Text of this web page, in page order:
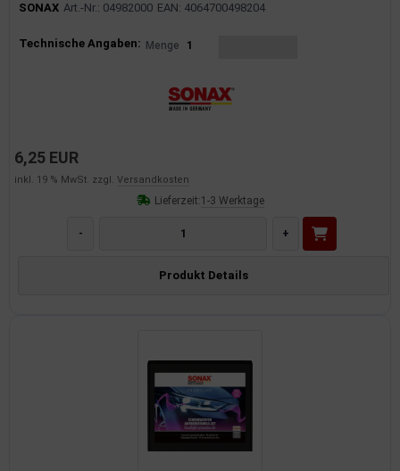
SONAX Art.-Nr.: 04982000 EAN: 4064700498204
Produktinformationen
Technische Angaben: Menge 1
6,25 EUR
inkl. 19 % MwSt. zzgl. Versandkosten
Lieferzeit:1-3 Werktage
- +
Produkt Details